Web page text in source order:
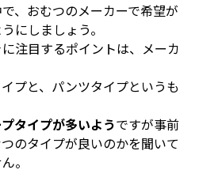
、おむつのメーカーで希望が
にしましょう。
注目するポイントは、メーカ
プと、パンツタイプというも
タイプが多いようですが事前
のタイプが良いのかを聞いて
。